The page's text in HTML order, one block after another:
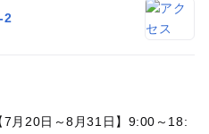
2
7月20日～8月31日】9:00～18: